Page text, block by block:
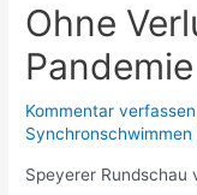
Ohne
Pandemie
Kommentar verfassen
Synchronschwimmen
Speyerer Rundschau